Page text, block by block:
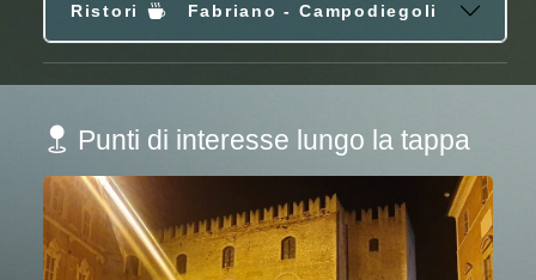
Ristori Fabriano - Campodiegoli
Punti di interesse lungo la tappa